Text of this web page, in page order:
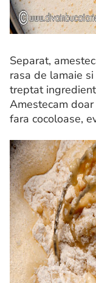
Separat,
rasa de lamaie
treptat
Amestecam
fara cocoloase,